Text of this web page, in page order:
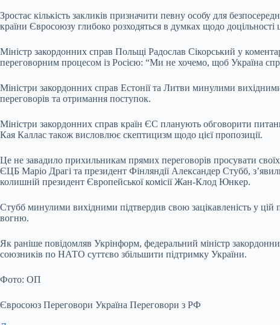
Зростає кількість закликів призначити певну особу для
країни Євросоюзу глибоко розходяться в думках щодо доцільності
Міністр закордонних справ Польщі Радослав Сікорський у
переговорним процесом із Росією: “Ми не хочемо, щоб Україна
Міністри закордонних справ Естонії та Литви минулими
переговорів та отримання поступок.
Міністри закордонних справ країн ЄС планують обговорити
Кая Каллас також висловлює скептицизм щодо цієї пропозиції.
Це не завадило прихильникам прямих переговорів просувати
ЄЦБ Маріо Драгі та президент Фінляндії Александер Стубб,
колишній президент Європейської комісії Жан-Клод Юнкер.
Стубб минулими вихідними підтвердив свою зацікавленість у
вогню.
Як раніше повідомляв Укрінформ, федеральний міністр
союзників по НАТО суттєво збільшити підтримку України.
Фото: ОП
Євросоюз Переговори Україна Переговори з РФ